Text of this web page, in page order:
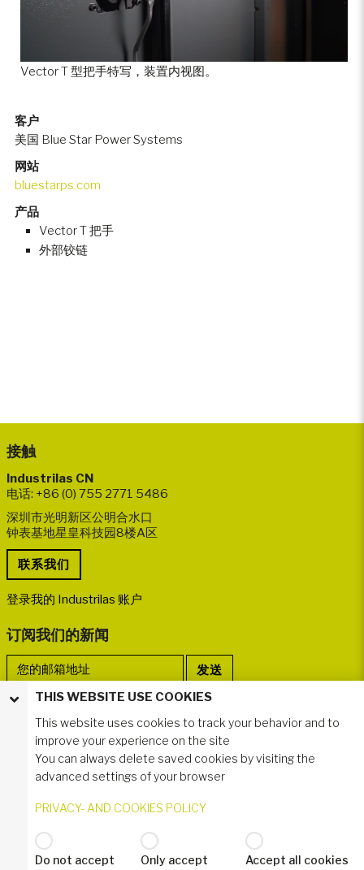
Vector T 型把手特写，装置内视图。
客户
美国 Blue Star Power Systems
网站
bluestarps.com
产品
Vector T 把手
外部铰链
接触
Industrilas CN
电话: +86 (0) 755 2771 5486
深圳市光明新区公明合水口
钟表基地星皇科技园8楼A区
登录我的 Industrilas 账户
订阅我们的新闻
关注我们THIS WEBSITE USE COOKIES
This website uses cookies to track your behavior and to
improve your experience on the site
You can always delete saved cookies by visiting the
advanced settings of your browser
PRIVACY- AND COOKIES POLICY
Do not accept Only accept Accept all cookies